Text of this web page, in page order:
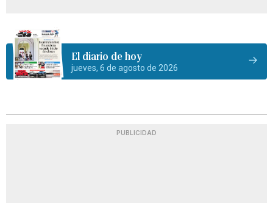
El diario de hoy
jueves, 6 de agosto de 2026
PUBLICIDAD